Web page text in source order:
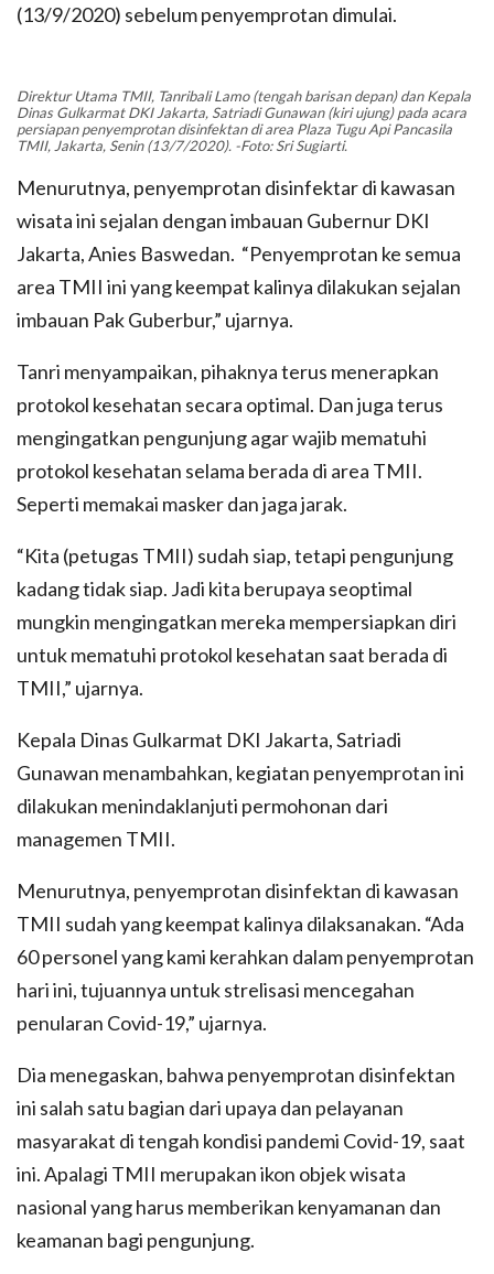
(13/9/2020) sebelum penyemprotan dimulai.
Direktur Utama TMII, Tanribali Lamo (tengah barisan depan) dan Kepala
Dinas Gulkarmat DKI Jakarta, Satriadi Gunawan (kiri ujung) pada acara
persiapan penyemprotan disinfektan di area Plaza Tugu Api Pancasila
TMII, Jakarta, Senin (13/7/2020). -Foto: Sri Sugiarti.
Menurutnya, penyemprotan disinfektar di kawasan
wisata ini sejalan dengan imbauan Gubernur DKI
Jakarta, Anies Baswedan. “Penyemprotan ke semua
area TMII ini yang keempat kalinya dilakukan sejalan
imbauan Pak Guberbur,” ujarnya.
Tanri menyampaikan, pihaknya terus menerapkan
protokol kesehatan secara optimal. Dan juga terus
mengingatkan pengunjung agar wajib mematuhi
protokol kesehatan selama berada di area TMII.
Seperti memakai masker dan jaga jarak.
“Kita (petugas TMII) sudah siap, tetapi pengunjung
kadang tidak siap. Jadi kita berupaya seoptimal
mungkin mengingatkan mereka mempersiapkan diri
untuk mematuhi protokol kesehatan saat berada di
TMII,” ujarnya.
Kepala Dinas Gulkarmat DKI Jakarta, Satriadi
Gunawan menambahkan, kegiatan penyemprotan ini
dilakukan menindaklanjuti permohonan dari
managemen TMII.
Menurutnya, penyemprotan disinfektan di kawasan
TMII sudah yang keempat kalinya dilaksanakan. “Ada
60 personel yang kami kerahkan dalam penyemprotan
hari ini, tujuannya untuk strelisasi mencegahan
penularan Covid-19,” ujarnya.
Dia menegaskan, bahwa penyemprotan disinfektan
ini salah satu bagian dari upaya dan pelayanan
masyarakat di tengah kondisi pandemi Covid-19, saat
ini. Apalagi TMII merupakan ikon objek wisata
nasional yang harus memberikan kenyamanan dan
keamanan bagi pengunjung.